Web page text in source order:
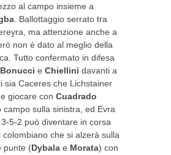
al campo insieme a
. Ballottaggio serrato tra
ma attenzione anche a
non è dato al meglio della
Tutto confermato in difesa
Bonucci e Chiellini davanti a
sia Caceres che Lichstainer
giocare con Cuadrado
campo sulla sinistra, ed Evra
5-2 può diventare in corsa
colombiano che si alzerà sulla
punte (Dybala e Morata) con